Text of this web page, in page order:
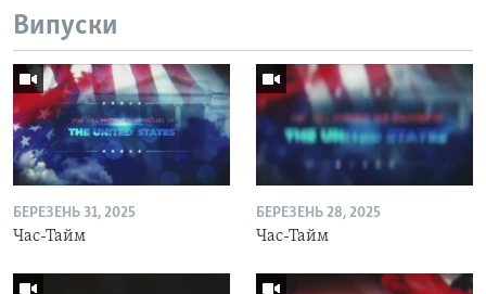
Випуски
БЕРЕЗЕНЬ 31, 2025
Час-Тайм
БЕРЕЗЕНЬ 28, 2025
Час-Тайм